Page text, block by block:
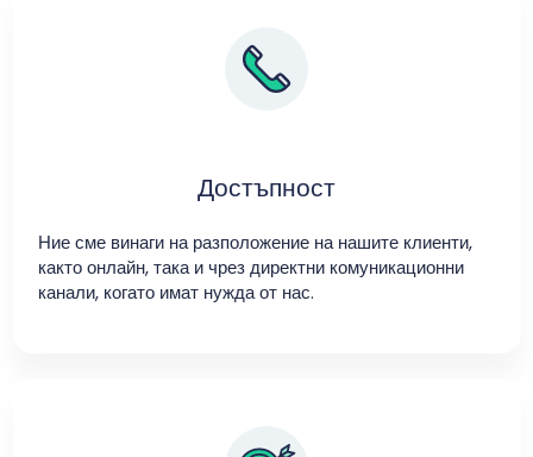
Достъпност
Ние сме винаги на разположение на нашите клиенти,
както онлайн, така и чрез директни комуникационни
канали, когато имат нужда от нас.